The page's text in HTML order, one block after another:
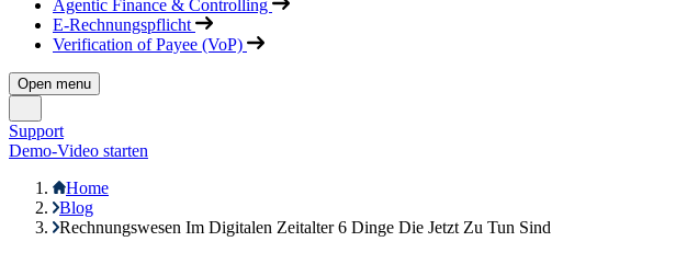
Agentic Finance & Controlling
E-Rechnungspflicht
Verification of Payee (VoP)
Open menu
Support
Demo-Video starten
Home
Blog
Rechnungswesen Im Digitalen Zeitalter 6 Dinge Die Jetzt Zu Tun Sind